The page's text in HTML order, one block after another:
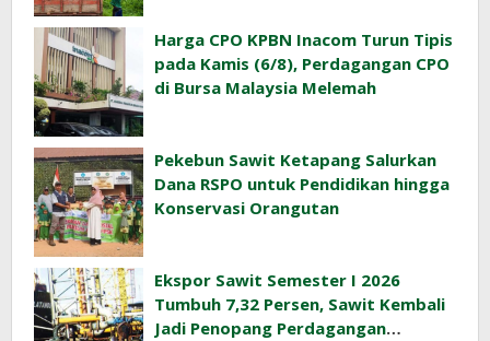
Harga CPO KPBN Inacom Turun Tipis
pada Kamis (6/8), Perdagangan CPO
di Bursa Malaysia Melemah
Pekebun Sawit Ketapang Salurkan
Dana RSPO untuk Pendidikan hingga
Konservasi Orangutan
Ekspor Sawit Semester I 2026
Tumbuh 7,32 Persen, Sawit Kembali
Jadi Penopang Perdagangan